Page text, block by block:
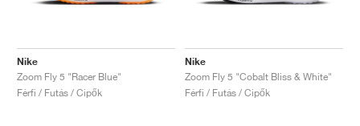
Nike
Zoom Fly 5 "Racer Blue"
Férfi / Futás / Cipők
Nike
Zoom Fly 5 "Cobalt Bliss & White"
Férfi / Futás / Cipők